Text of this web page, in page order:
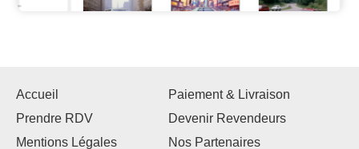
Accueil
Paiement & Livraison
Prendre RDV
Devenir Revendeurs
Mentions Légales
Nos Partenaires